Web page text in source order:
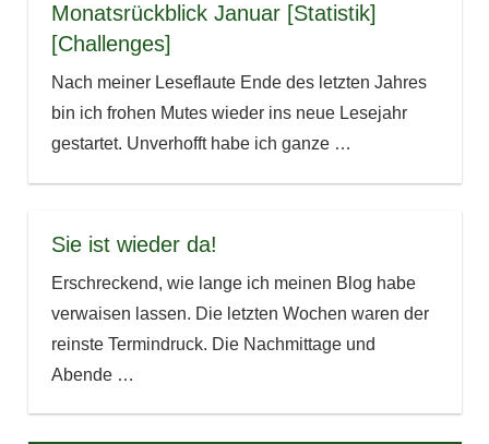
Monatsrückblick Januar [Statistik]
[Challenges]
Nach meiner Leseflaute Ende des letzten Jahres
bin ich frohen Mutes wieder ins neue Lesejahr
gestartet. Unverhofft habe ich ganze …
Sie ist wieder da!
Erschreckend, wie lange ich meinen Blog habe
verwaisen lassen. Die letzten Wochen waren der
reinste Termindruck. Die Nachmittage und
Abende …